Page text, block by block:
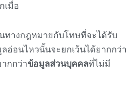
เมื่อ
ทางกฎหมายกับโทษที่จะได้รับ
อ่อนไหวนั้นจะยกเว้นได้ยากกว่า
กกว่าข้อมูลส่วนบุคคลที่ไม่มี